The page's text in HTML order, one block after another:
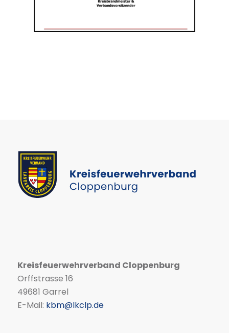
Kreisfeuerwehrverband Cloppenburg
Orffstrasse 16
49681 Garrel
E-Mail: kbm@lkclp.de